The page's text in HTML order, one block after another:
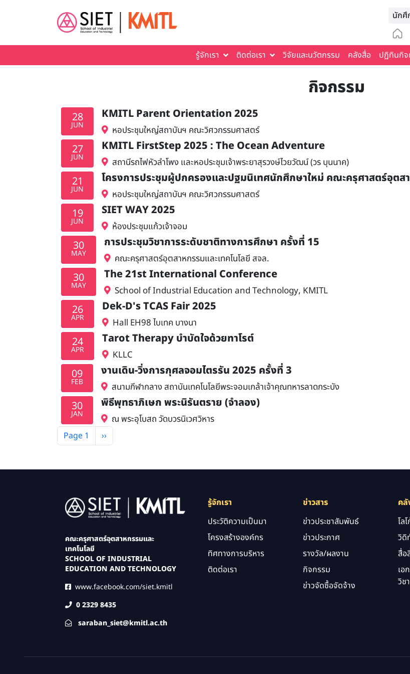
นักศึ
รู้จักเรา
ติดต่อเรา วิจัยและนวัตกรรม คลังสื่อ ปฏิทินกิจ
กิจกรรม
28
JUN
KMITL Parent Orientation 2025
หอประชุมใหญ่สถาบันฯ คณะวิศวกรรมศาสตร์
27
JUN
KMITL FirstStep 2025 : The Ocean Adventure
สถานีรถไฟหัวลำโพง และหอประชุมเจ้าพระยาสุรวงษ์ไวยวัฒน์ (วร บุนนาค)
21
JUN
โครงการประชุมผู้ปกครองและปฐมนิเทศนักศึกษาใหม่ คณะครุศาสตร์อุตส
หอประชุมใหญ่สถาบันฯ คณะวิศวกรรมศาสตร์
19
JUN
SIET WAY 2025
ห้องประชุมแก้วเจ้าจอม
30
MAY
การประชุมวิชาการระดับชาติทางการศึกษา ครั้งที่ 15
คณะครุศาสตร์อุตสาหกรรมและเทคโนโลยี สจล.
30
MAY
The 21st International Conference
School of Industrial Education and Technology, KMITL
26
APR
Dek-D's TCAS Fair 2025
Hall EH98 ไบเทค บางนา
24
APR
Tarot Therapy บำบัดใจด้วยทาโรต์
KLLC
09
FEB
งานเดิน-วิ่งการกุศลจอมไตรรัน 2025 ครั้งที่ 3
สนามกีฬากลาง สถาบันเทคโนโลยีพระจอมเกล้าเจ้าคุณทหารลาดกระบัง
30
JAN
พิธีพุทธาภิเษก พระนิรันตราย (จำลอง)
ณ พระอุโบสถ วัดบวรนิเวศวิหาร
Pagination
Page 1 Next page
››
Image
คณะครุศาสตร์อุตสาหกรรมและ
เทคโนโลยี
SCHOOL OF INDUSTRIAL
EDUCATION AND TECHNOLOGY
www.facebook.com/siet.kmitl
0 2329 8435
saraban_siet@kmitl.ac.th
รู้จักเรา
ประวัติความเป็นมา
โครงสร้างองค์กร
ทิศทางการบริหาร
ติดต่อเรา
ข่าวสาร
ข่าวประชาสัมพันธ์
ข่าวประกาศ
รางวัล/ผลงาน
กิจกรรม
ข่าวจัดซื้อจัดจ้าง
ค
โล
วิดิ
สื่อ
เอ
วิช